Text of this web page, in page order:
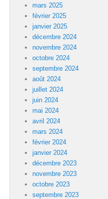
mars 2025
février 2025
janvier 2025
décembre 2024
novembre 2024
octobre 2024
septembre 2024
août 2024
juillet 2024
juin 2024
mai 2024
avril 2024
mars 2024
février 2024
janvier 2024
décembre 2023
novembre 2023
octobre 2023
septembre 2023